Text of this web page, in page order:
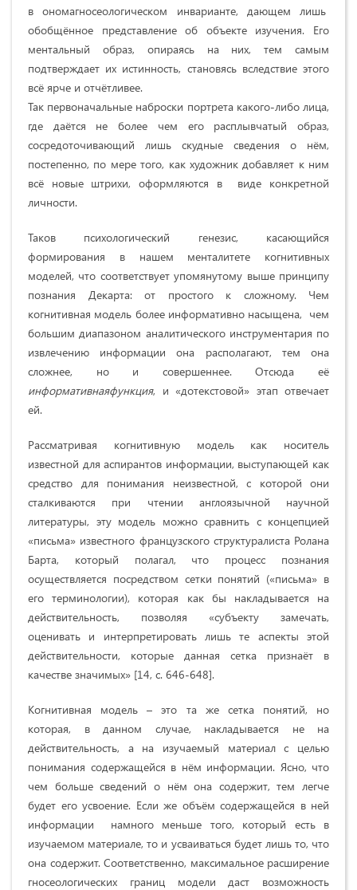
в ономагносеологическом инварианте, дающем лишь
обобщённое представление об объекте изучения. Его
ментальный образ, опираясь на них, тем самым
подтверждает их истинность, становясь вследствие этого
всё ярче и отчётливее.
Так первоначальные наброски портрета какого-либо лица,
где даётся не более чем его расплывчатый образ,
сосредоточивающий лишь скудные сведения о нём,
постепенно, по мере того, как художник добавляет к ним
всё новые штрихи, оформляются в виде конкретной
личности.
Таков психологический генезис, касающийся
формирования в нашем менталитете когнитивных
моделей, что соответствует упомянутому выше принципу
познания Декарта: от простого к сложному. Чем
когнитивная модель более информативно насыщена, чем
большим диапазоном аналитического инструментария по
извлечению информации она располагают, тем она
сложнее, но и совершеннее. Отсюда её
информативнаяфункция, и «дотекстовой» этап отвечает
ей.
Рассматривая когнитивную модель как носитель
известной для аспирантов информации, выступающей как
средство для понимания неизвестной, с которой они
сталкиваются при чтении англоязычной научной
литературы, эту модель можно сравнить с концепцией
«письма» известного французского структуралиста Ролана
Барта, который полагал, что процесс познания
осуществляется посредством сетки понятий («письма» в
его терминологии), которая как бы накладывается на
действительность, позволяя «субъекту замечать,
оценивать и интерпретировать лишь те аспекты этой
действительности, которые данная сетка признаёт в
качестве значимых» [14, c. 646-648].
Когнитивная модель – это та же сетка понятий, но
которая, в данном случае, накладывается не на
действительность, а на изучаемый материал с целью
понимания содержащейся в нём информации. Ясно, что
чем больше сведений о нём она содержит, тем легче
будет его усвоение. Если же объём содержащейся в ней
информации намного меньше того, который есть в
изучаемом материале, то и усваиваться будет лишь то, что
она содержит. Соответственно, максимальное расширение
гносеологических границ модели даст возможность